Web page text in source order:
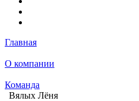
Главная
О компании
Команда
Вялых Лёня